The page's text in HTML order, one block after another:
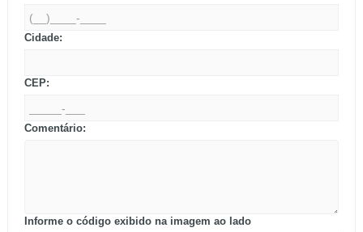
Cidade:
CEP:
Comentário:
Informe o código exibido na imagem ao lado